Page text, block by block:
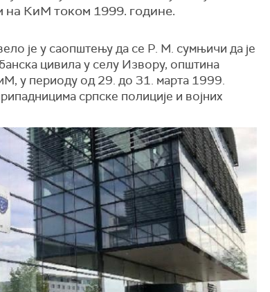
КиМ током 1999. године.
је у саопштењу да се Р. М. сумњичи да је
цивила у селу Извору, општина
у периоду од 29. до 31. марта 1999.
српске полиције и војних